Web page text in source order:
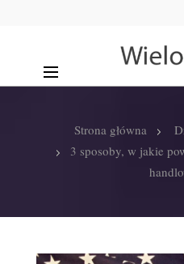
Strona główna
3 sposoby, w jakie